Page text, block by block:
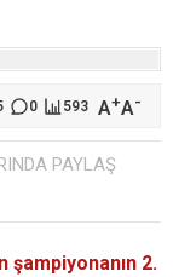
0 593 A+A-
PAYLAŞ
şampiyonanın 2.